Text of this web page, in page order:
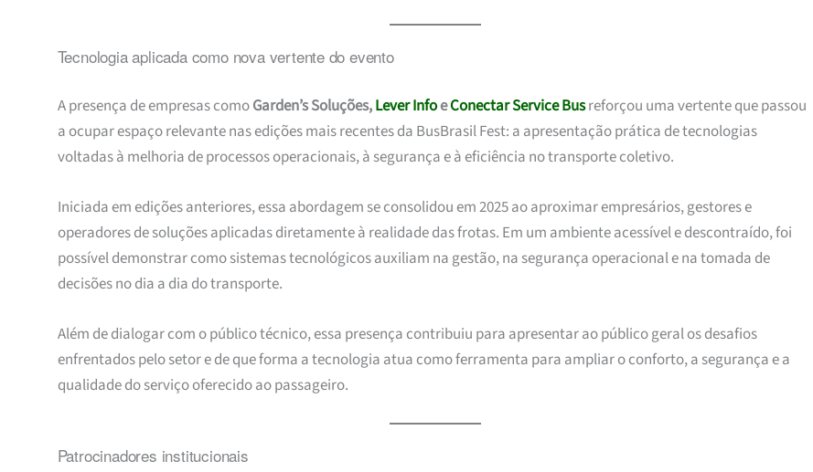
Tecnologia aplicada como nova vertente do evento
A presença de empresas comoGarden’s Soluções,Lever InfoeConectar Service Busreforçou uma vertente que passou
a ocupar espaço relevante nas edições mais recentes da BusBrasil Fest: a apresentação prática de tecnologias
voltadas à melhoria de processos operacionais, à segurança e à eficiência no transporte coletivo.
Iniciada em edições anteriores, essa abordagem se consolidou em 2025 ao aproximar empresários, gestores e
operadores de soluções aplicadas diretamente à realidade das frotas. Em um ambiente acessível e descontraído, foi
possível demonstrar como sistemas tecnológicos auxiliam na gestão, na segurança operacional e na tomada de
decisões no dia a dia do transporte.
Além de dialogar com o público técnico, essa presença contribuiu para apresentar ao público geral os desafios
enfrentados pelo setor e de que forma a tecnologia atua como ferramenta para ampliar o conforto, a segurança e a
qualidade do serviço oferecido ao passageiro.
Patrocinadores institucionais